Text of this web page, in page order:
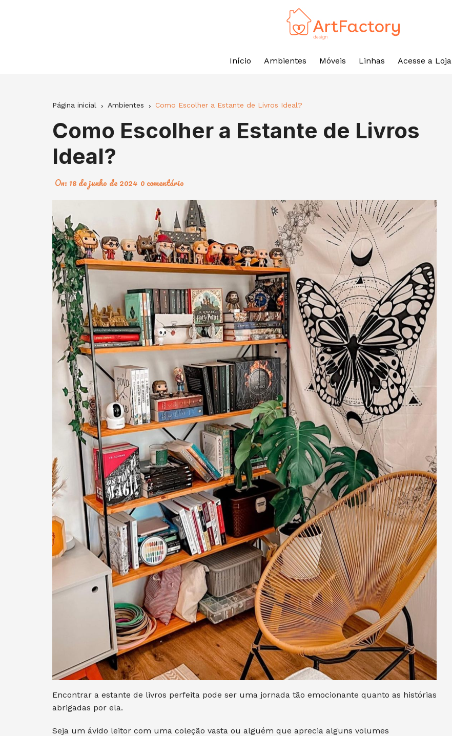
Início
Ambientes Móveis Linhas Acesse a Loja
Página inicial Ambientes Como Escolher a Estante de Livros Ideal?
Como Escolher a Estante de Livros
Ideal?
On: 18 de junho de 2024 0 comentário
Encontrar a estante de livros perfeita pode ser uma jornada tão emocionante quanto as histórias
abrigadas por ela.
Seja um ávido leitor com uma coleção vasta ou alguém que aprecia alguns volumes